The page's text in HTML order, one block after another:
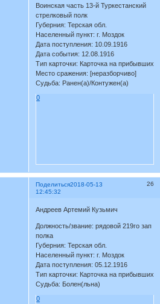
Воинская часть 13-й Туркестанский
стрелковый полк
Губерния: Терская обл.
Населенный пункт: г. Моздок
Дата поступления: 10.09.1916
Дата события: 12.08.1916
Тип карточки: Карточка на прибывших
Место сражения: [неразборчиво]
Судьба: Ранен(а)/Контужен(а)
0
Поделиться 26
2018-05-13
12:45:32
Андреев Артемий Кузьмич
Должность/звание: рядовой 219го зап
полка
Губерния: Терская обл.
Населенный пункт: г. Моздок
Дата поступления: 05.12.1916
Тип карточки: Карточка на прибывших
Судьба: Болен(льна)
0